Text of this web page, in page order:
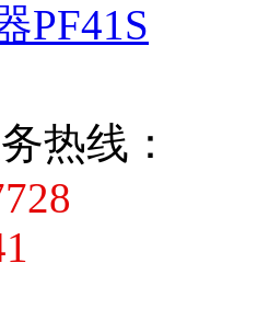
PF41S
热线：